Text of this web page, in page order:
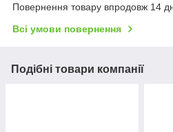
Повернення товару впродовж 14
Всі умови повернення
Подібні товари компанії